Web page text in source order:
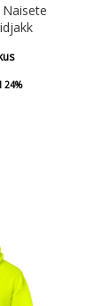
Naisete
24%